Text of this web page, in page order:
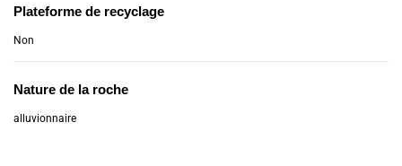
Plateforme de recyclage
Non
Nature de la roche
alluvionnaire